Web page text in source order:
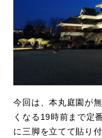
今回は、本丸庭園が
くなる19時前まで定
に三脚を立てて貼り